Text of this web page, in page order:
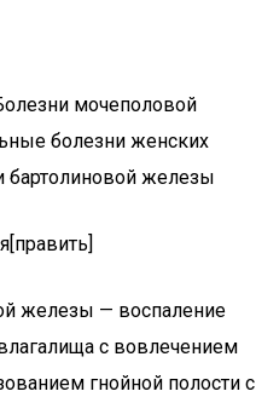
мочеполовой
болезни женских
бартолиновой железы
железы — воспаление
с вовлечением
гнойной полости с